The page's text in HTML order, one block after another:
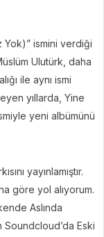
Yok)” ismini verdiği
Ulutürk, daha
ile aynı ismi
yıllarda, Yine
yeni albümünü
yayınlamıştır.
göre yol alıyorum.
Aslında
Soundcloud’da Eski